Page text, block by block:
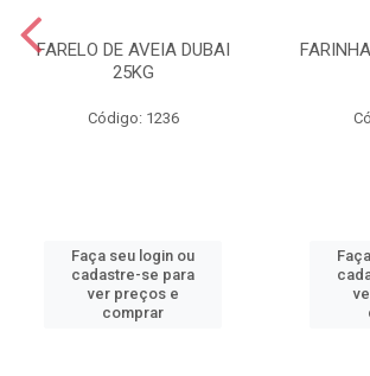
FARELO DE AVEIA DUBAI
25KG
Código: 1236
Faça seu login ou
cadastre-se para
ver preços e
comprar